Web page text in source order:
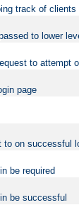
track of clients
to lower
to attempt
page
to on successful
be required
be successful